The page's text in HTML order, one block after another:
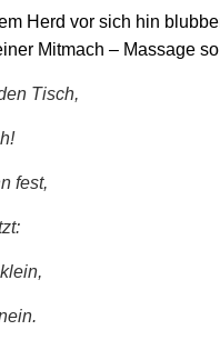
Herd vor sich hin
Mitmach – Massage
Tisch,
fest,